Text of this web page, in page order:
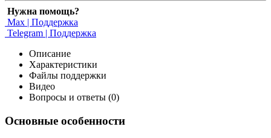
Нужна помощь?
Max | Поддержка
Telegram | Поддержка
Описание
Характеристики
Файлы поддержки
Видео
Вопросы и ответы (0)
Основные особенности